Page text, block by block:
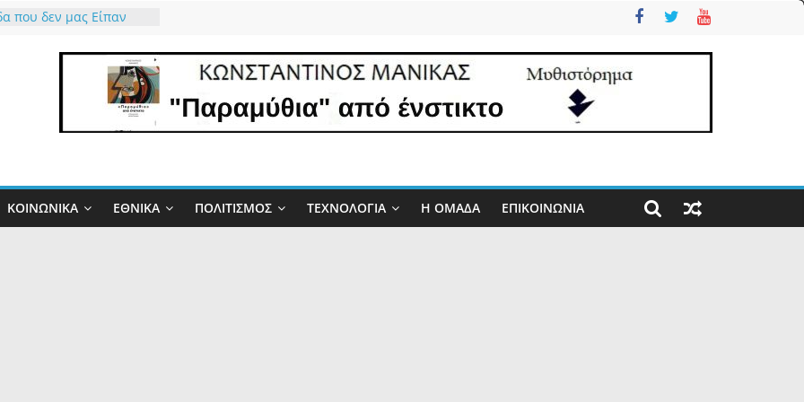
που δεν μας Είπαν
τον Θεό που μας
το δώρο έστω για 34
ΚΟΙΝΩΝΙΚΆ ΕΘΝΙΚΆ ΠΟΛΙΤΙΣΜΌΣ ΤΕΧΝΟΛΟΓΊΑ Η ΟΜΑΔΑ ΕΠΙΚΟΙΝΩΝΊΑ